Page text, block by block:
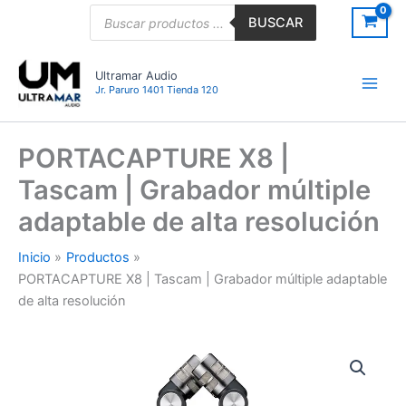
BUSCAR
Ultramar Audio
Jr. Paruro 1401 Tienda 120
PORTACAPTURE X8 |
Tascam | Grabador múltiple
adaptable de alta resolución
Inicio
Productos
PORTACAPTURE X8 | Tascam | Grabador múltiple adaptable
de alta resolución